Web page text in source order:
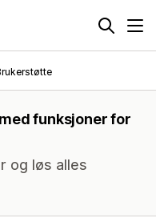
funksjoner for
og løs alles